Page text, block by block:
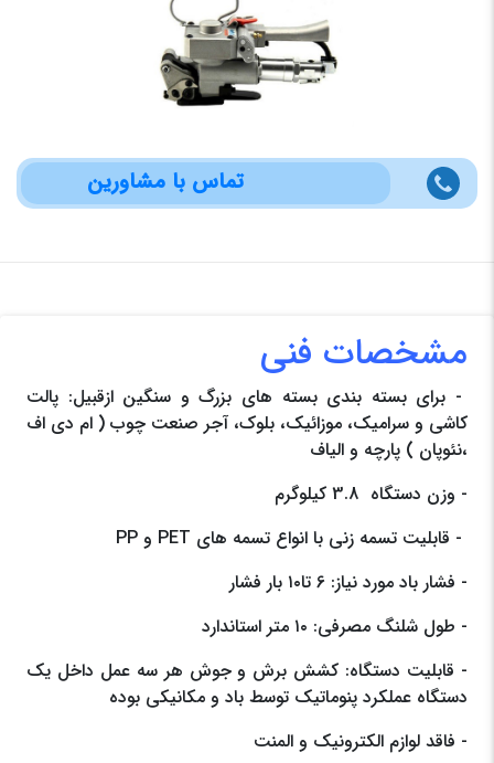
تماس با مشاورین
مشخصات فنی
- برای بسته بندی بسته های بزرگ و سنگین ازقبیل: پالت
کاشی و سرامیک، موزائیک، بلوک، آجر صنعت چوب ( ام دی اف
،نئوپان ) پارچه و الیاف
- وزن دستگاه 3.8 کیلوگرم
- قابلیت تسمه زنی با انواع تسمه های PET و PP
- فشار باد مورد نیاز: 6 تا۱۰ بار فشار
- طول شلنگ مصرفی: ۱۰ متر استاندارد
- قابلیت دستگاه: کشش برش و جوش هر سه عمل داخل یک
دستگاه عملکرد پنوماتیک توسط باد و مکانیکی بوده
- فاقد لوازم الکترونیک و المنت